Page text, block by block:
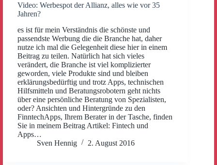
Video: Werbespot der Allianz, alles wie vor 35
Jahren?
es ist für mein Verständnis die schönste und
passendste Werbung die die Branche hat, daher
nutze ich mal die Gelegenheit diese hier in einem
Beitrag zu teilen. Natürlich hat sich vieles
verändert, die Branche ist viel komplizierter
geworden, viele Produkte sind und bleiben
erklärungsbedürftig und trotz Apps, technischen
Hilfsmitteln und Beratungsrobotern geht nichts
über eine persönliche Beratung von Spezialisten,
oder? Ansichten und Hintergründe zu den
FinntechApps, Ihrem Berater in der Tasche, finden
Sie in meinem Beitrag Artikel: Fintech und
Apps…
Sven Hennig
2. August 2016